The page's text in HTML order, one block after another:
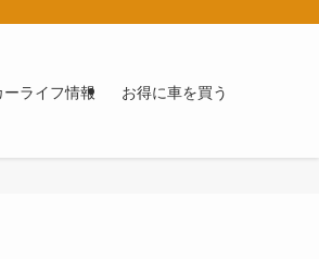
ーライフ情報 お得に車を買う